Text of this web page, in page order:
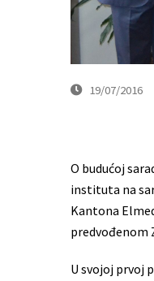
19/07/2016
O budućoj
instituta na
Kantona
predvođenom
U svojoj prvoj